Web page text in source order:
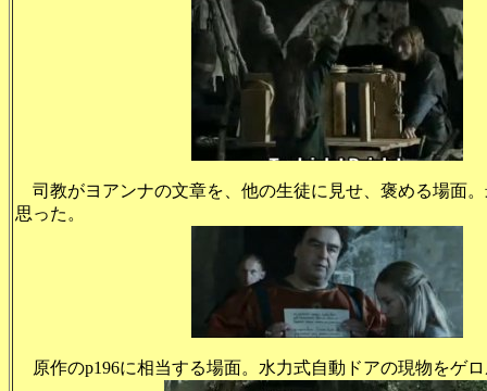
司教がヨアンナの文章を、他の生徒に見せ、褒める場面
思った。
原作のp196に相当する場面。水力式自動ドアの現物をゲ